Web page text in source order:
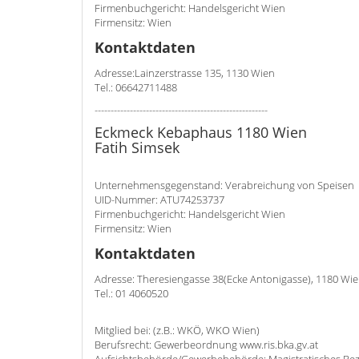
Firmenbuchgericht: Handelsgericht Wien
Firmensitz: Wien
Kontaktdaten
Adresse:Lainzerstrasse 135, 1130 Wien
Tel.: 06642711488
------------------------------------------------------
Eckmeck Kebaphaus 1180 Wien
Fatih Simsek
Unternehmensgegenstand: Verabreichung von Speisen
UID-Nummer: ATU74253737
Firmenbuchgericht: Handelsgericht Wien
Firmensitz: Wien
Kontaktdaten
Adresse: Theresiengasse 38(Ecke Antonigasse), 1180
Tel.: 01 4060520
Mitglied bei: (z.B.: WKÖ, WKO Wien)
Berufsrecht: Gewerbeordnung www.ris.bka.gv.at